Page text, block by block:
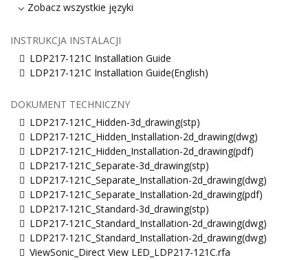
Zobacz wszystkie języki
INSTRUKCJA INSTALACJI
LDP217-121C Installation Guide
LDP217-121C Installation Guide(English)
DOKUMENT TECHNICZNY
LDP217-121C_Hidden-3d_drawing(stp)
LDP217-121C_Hidden_Installation-2d_drawing(dwg)
LDP217-121C_Hidden_Installation-2d_drawing(pdf)
LDP217-121C_Separate-3d_drawing(stp)
LDP217-121C_Separate_Installation-2d_drawing(dwg)
LDP217-121C_Separate_Installation-2d_drawing(pdf)
LDP217-121C_Standard-3d_drawing(stp)
LDP217-121C_Standard_Installation-2d_drawing(dwg)
LDP217-121C_Standard_Installation-2d_drawing(dwg)
ViewSonic_Direct View LED_LDP217-121C.rfa